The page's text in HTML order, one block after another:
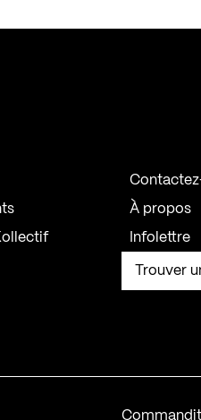
À propos
Infolettre
Trouver